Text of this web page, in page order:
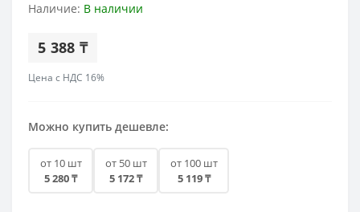
Наличие: В наличии
5 388 ₸
Цена с НДС 16%
Можно купить дешевле:
от 10 шт
5 280 ₸
от 50 шт
5 172 ₸
от 100 шт
5 119 ₸